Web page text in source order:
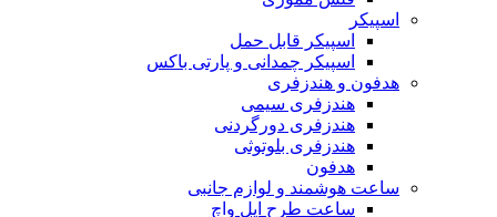
اسپیکر
اسپیکر قابل حمل
اسپیکر چمدانی و پارتی باکس
هدفون و هندزفری
هندزفری سیمی
هندزفری دورگردنی
هندزفری بلوتوثی
هدفون
ساعت هوشمند و لوازم جانبی
ساعت طرح اپل واچ